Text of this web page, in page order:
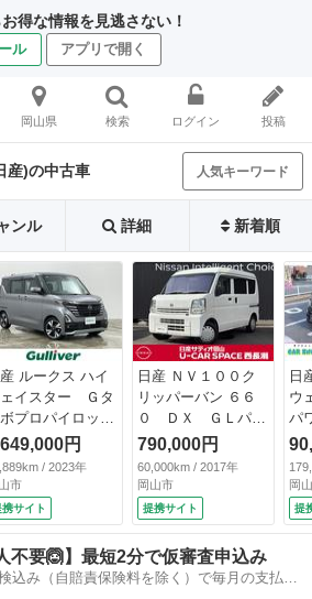
得な情報を見逃さない！
ル アプリで開く
岡山県 検索 ログイン 投稿
産)の中古車 人気キーワード
ンル 詳細 新着順
産 ルークス ハイ
イスター Ｇタ
プロパイロット
ィション ９イ
ナビ アラウン
ューモニター
電動ドア ドラ
ＬＥＤヘッド
イト レーダーク
ズコントロー
コーナセンサ
円
/ 2023年
市
携サイト
日産 ＮＶ１００ク
リッパーバン ６６
０ ＤＸ ＧＬパッ
ケージ ハイルー
フ ５ＡＧＳ車 社
外ストラーダメモリ
ーナビＣＮ－ＲＥ０
３Ｄ （検9.4）
790,000円
60,000km / 2017年
岡山市
提携サイト
日
ウ
パ
ア
フ
Ｗ
パ
ィ
ト
岡
提
不要🙆】最短2分で仮審査申込み
込み（自賠責保険料を除く）で毎月の支払額